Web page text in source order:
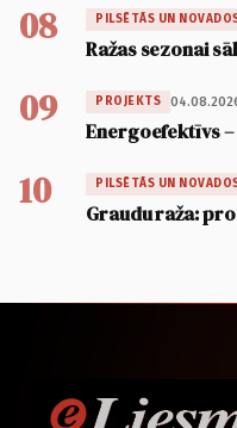
08 PILSĒTĀS UN
Ražas sezonai
09 PROJEKTS
Energoefektīvs
10 PILSĒTĀS UN
Graudu raža: